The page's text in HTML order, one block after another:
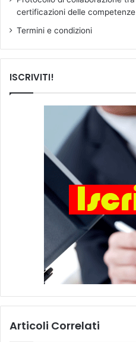
certificazioni delle
Termini e condizioni
ISCRIVITI!
Articoli Correlati